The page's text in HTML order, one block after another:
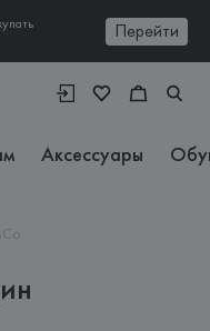
Перейти
Аксессуары